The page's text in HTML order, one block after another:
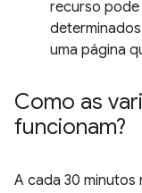
recurso pode
uma página
Como as
funcionam?
A cada 30